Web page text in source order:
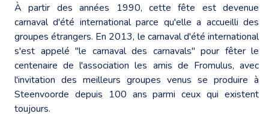
À partir des années 1990, cette fête est devenue
carnaval d'été international parce qu'elle a accueilli des
groupes étrangers. En 2013, le carnaval d'été international
s'est appelé "le carnaval des carnavals" pour fêter le
centenaire de l'association les amis de Fromulus, avec
l'invitation des meilleurs groupes venus se produire à
Steenvoorde depuis 100 ans parmi ceux qui existent
toujours.